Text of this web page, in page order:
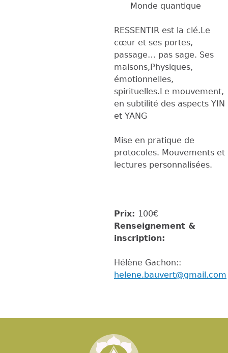
Monde quantique
RESSENTIR est la clé.Le
cœur et ses portes,
passage… pas sage. Ses
maisons,Physiques,
émotionnelles,
spirituelles.Le mouvement,
en subtilité des aspects YIN
et YANG
Mise en pratique de
protocoles. Mouvements et
lectures personnalisées.
Prix: 100€
Renseignement &
inscription:
Hélène Gachon::
helene.bauvert@gmail.com